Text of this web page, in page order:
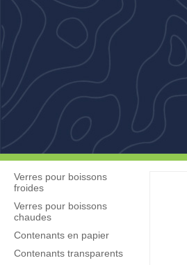
Verres pour boissons
froides
Verres pour boissons
chaudes
Contenants en papier
Contenants transparents